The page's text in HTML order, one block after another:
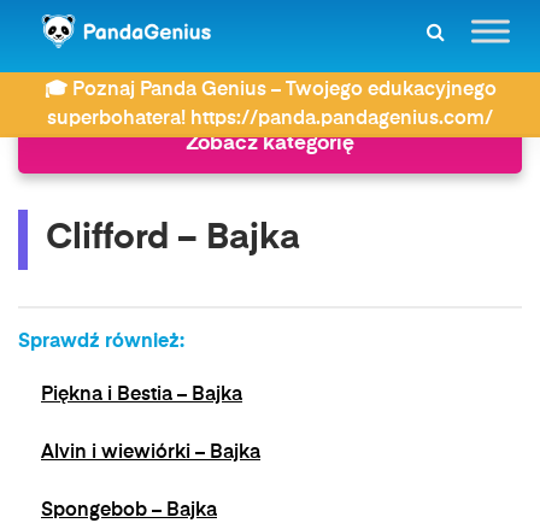
🎓 Poznaj Panda Genius – Twojego edukacyjnego
superbohatera! https://panda.pandagenius.com/
ZDAY Bajki Clifford – Bajka
Zobacz kategorię
Clifford – Bajka
Sprawdź również:
Piękna i Bestia – Bajka
Alvin i wiewiórki – Bajka
Spongebob – Bajka